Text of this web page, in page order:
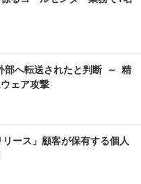
部へ転送されたと判断 ～ 精
ェア攻撃
ース」顧客が保有する個人